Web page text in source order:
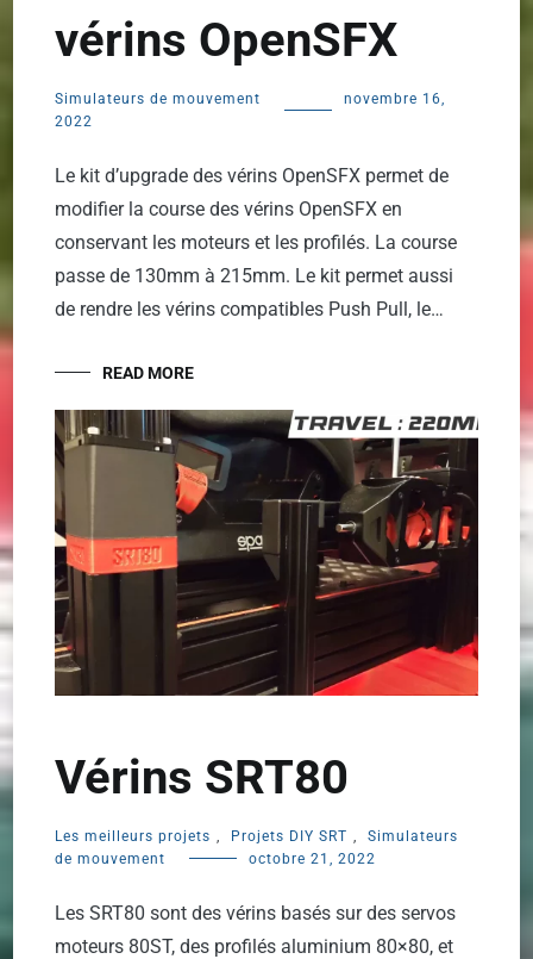
vérins OpenSFX
Simulateurs de mouvement
novembre 16,
2022
Le kit d’upgrade des vérins OpenSFX permet de
modifier la course des vérins OpenSFX en
conservant les moteurs et les profilés. La course
passe de 130mm à 215mm. Le kit permet aussi
de rendre les vérins compatibles Push Pull, le…
READ MORE
Vérins SRT80
Les meilleurs projets , Projets DIY SRT ,
Simulateurs
de mouvement
octobre 21, 2022
Les SRT80 sont des vérins basés sur des servos
moteurs 80ST, des profilés aluminium 80×80, et